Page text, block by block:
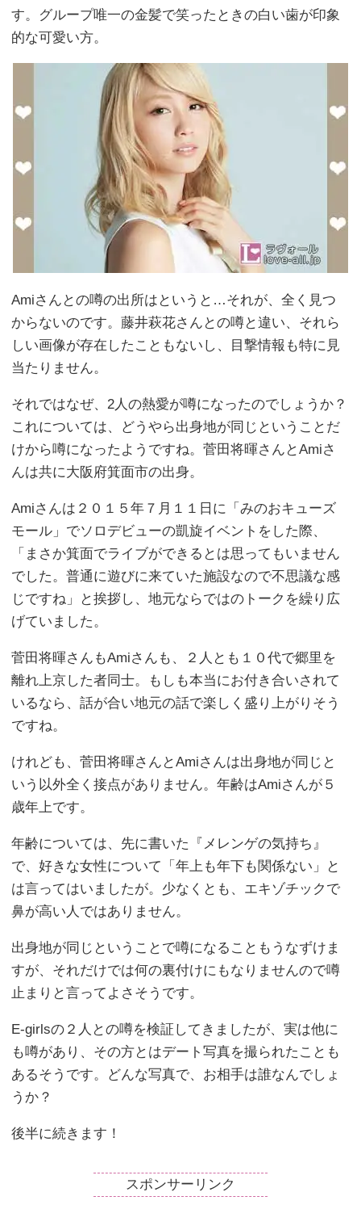
す。グループ唯一の金髪で笑ったときの白い歯が印象
的な可愛い方。
Amiさんとの噂の出所はというと…それが、全く見つ
からないのです。藤井萩花さんとの噂と違い、それら
しい画像が存在したこともないし、目撃情報も特に見
当たりません。
それではなぜ、2人の熱愛が噂になったのでしょうか？
これについては、どうやら出身地が同じということだ
けから噂になったようですね。菅田将暉さんとAmiさ
んは共に大阪府箕面市の出身。
Amiさんは２０１５年７月１１日に「みのおキューズ
モール」でソロデビューの凱旋イベントをした際、
「まさか箕面でライブができるとは思ってもいません
でした。普通に遊びに来ていた施設なので不思議な感
じですね」と挨拶し、地元ならではのトークを繰り広
げていました。
菅田将暉さんもAmiさんも、２人とも１０代で郷里を
離れ上京した者同士。もしも本当にお付き合いされて
いるなら、話が合い地元の話で楽しく盛り上がりそう
ですね。
けれども、菅田将暉さんとAmiさんは出身地が同じと
いう以外全く接点がありません。年齢はAmiさんが５
歳年上です。
年齢については、先に書いた『メレンゲの気持ち』
で、好きな女性について「年上も年下も関係ない」と
は言ってはいましたが。少なくとも、エキゾチックで
鼻が高い人ではありません。
出身地が同じということで噂になることもうなずけま
すが、それだけでは何の裏付けにもなりませんので噂
止まりと言ってよさそうです。
E-girlsの２人との噂を検証してきましたが、実は他に
も噂があり、その方とはデート写真を撮られたことも
あるそうです。どんな写真で、お相手は誰なんでしょ
うか？
後半に続きます！
スポンサーリンク